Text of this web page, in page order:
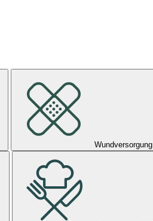
Wundversorgung